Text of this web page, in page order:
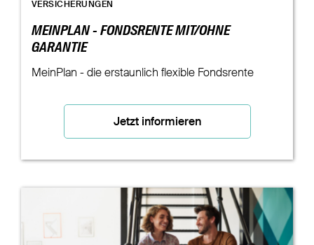
VERSICHERUNGEN
MEINPLAN - FONDSRENTE MIT/OHNE
GARANTIE
MeinPlan - die erstaunlich flexible Fondsrente
Jetzt informieren